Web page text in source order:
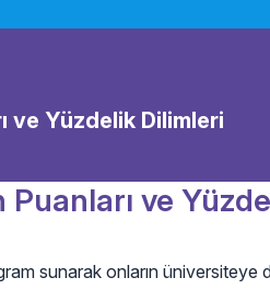
ve Yüzdelik Dilimleri
ve
sunarak onların üniversiteye